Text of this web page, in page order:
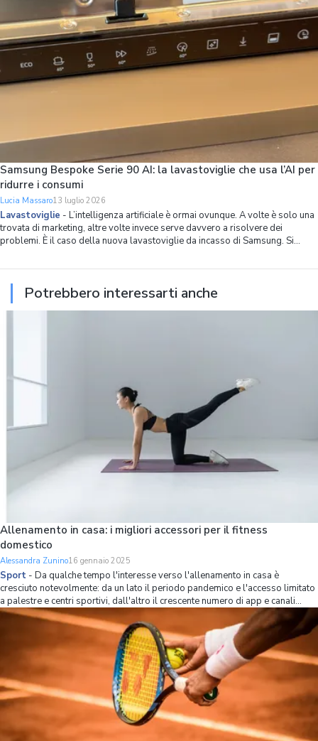
Samsung Bespoke Serie 90 AI: la lavastoviglie che usa l’AI per
ridurre i consumi
Lucia Massaro13 luglio 2026
Lavastoviglie - L’intelligenza artificiale è ormai ovunque. A volte è solo una
trovata di marketing, altre volte invece serve davvero a risolvere dei
problemi. È il caso della nuova lavastoviglie da incasso di Samsung. Si
modo capillare
Potrebbero interessarti anche
Allenamento in casa: i migliori accessori per il fitness
domestico
Alessandra Zunino16 gennaio 2025
Sport - Da qualche tempo l'interesse verso l'allenamento in casa è
cresciuto notevolmente: da un lato il periodo pandemico e l'accesso limitato
a palestre e centri sportivi, dall'altro il crescente numero di app e canali
social dedicati al fitness domestico hanno spinto tantissimi italiani a mettere